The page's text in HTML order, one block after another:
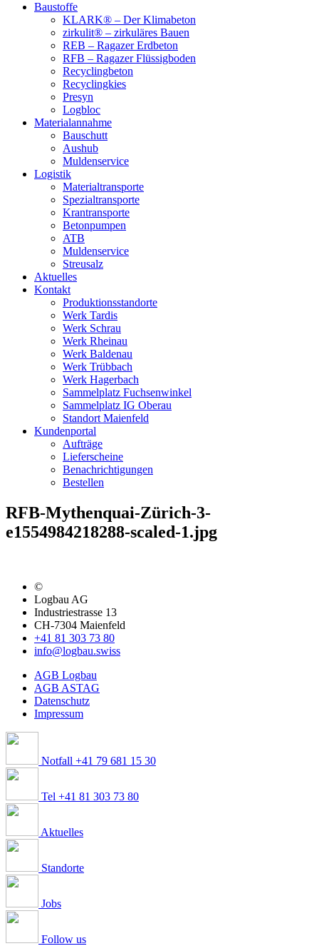
Baustoffe
KLARK® – Der Klimabeton
zirkulit® – zirkuläres Bauen
REB – Ragazer Erdbeton
RFB – Ragazer Flüssigboden
Recyclingbeton
Recyclingkies
Presyn
Logbloc
Materialannahme
Bauschutt
Aushub
Muldenservice
Logistik
Materialtransporte
Spezialtransporte
Krantransporte
Betonpumpen
ATB
Muldenservice
Streusalz
Aktuelles
Kontakt
Produktionsstandorte
Werk Tardis
Werk Schrau
Werk Rheinau
Werk Baldenau
Werk Trübbach
Werk Hagerbach
Sammelplatz Fuchsenwinkel
Sammelplatz IG Oberau
Standort Maienfeld
Kundenportal
Aufträge
Lieferscheine
Benachrichtigungen
Bestellen
RFB-Mythenquai-Zürich-3-
e1554984218288-scaled-1.jpg
©
Logbau AG
Industriestrasse 13
CH-7304 Maienfeld
+41 81 303 73 80
info@logbau.swiss
AGB Logbau
AGB ASTAG
Datenschutz
Impressum
Notfall +41 79 681 15 30
Tel +41 81 303 73 80
Aktuelles
Standorte
Jobs
Follow us